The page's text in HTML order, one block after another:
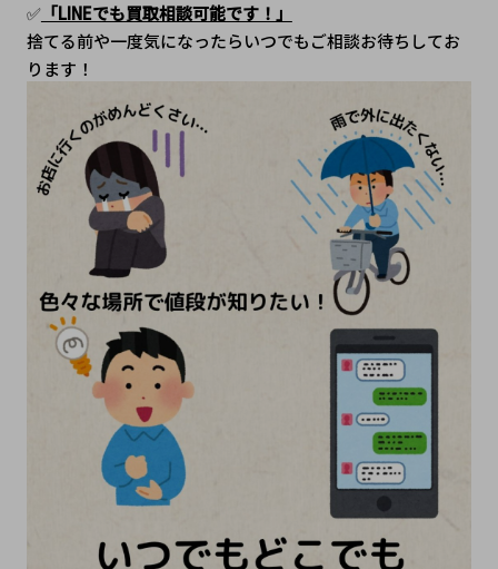
✅「LINEでも買取相談可能です！」
捨てる前や一度気になったらいつでもご相談お待ちしてお
ります！